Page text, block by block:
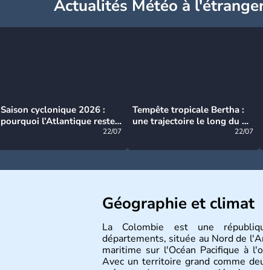
Actualités Météo à
Saison cyclonique 2026 :
pourquoi l’Atlantique reste
22/07
Tempête tropicale Bertha :
une trajectoire le long du du
22/07
Géographie et climat
La Colombie est une
départements, située au Nord de
maritime sur l'Océan Pacifique à
Avec un territoire grand comme